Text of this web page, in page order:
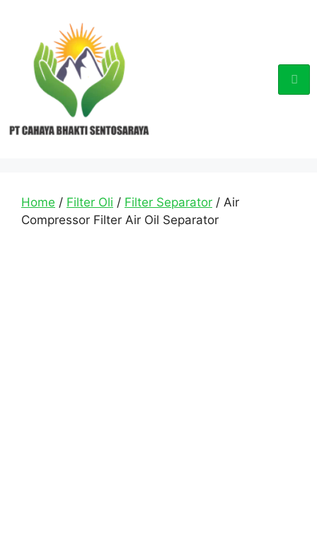
Home / Filter Oli / Filter Separator / Air
Compressor Filter Air Oil Separator